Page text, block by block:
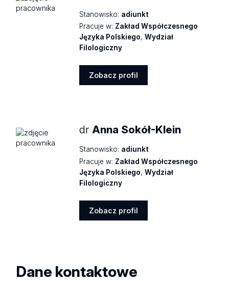
Stanowisko: adiunkt
Pracuje w: Zakład Współczesnego
Języka Polskiego,Wydział
Filologiczny
Zobacz profil
dr Anna Sokół-Klein
Stanowisko: adiunkt
Pracuje w: Zakład Współczesnego
Języka Polskiego,Wydział
Filologiczny
Zobacz profil
Dane kontaktowe